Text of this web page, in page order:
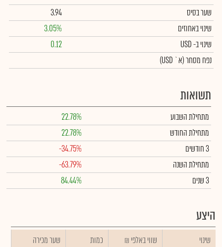
שער בסיס
3.94
שינוי באחוזים
3.05%
שינויב- USD
0.12
נפח מסחר(א` USD)
תשואות
מתחילת השבוע
22.78%
מתחילת החודש
22.78%
3 חודשים
-34.75%
מתחילת השנה
-63.79%
3 שנים
84.44%
היצע
שינוי ₪ שווי באלפי כמות
שער מכירה